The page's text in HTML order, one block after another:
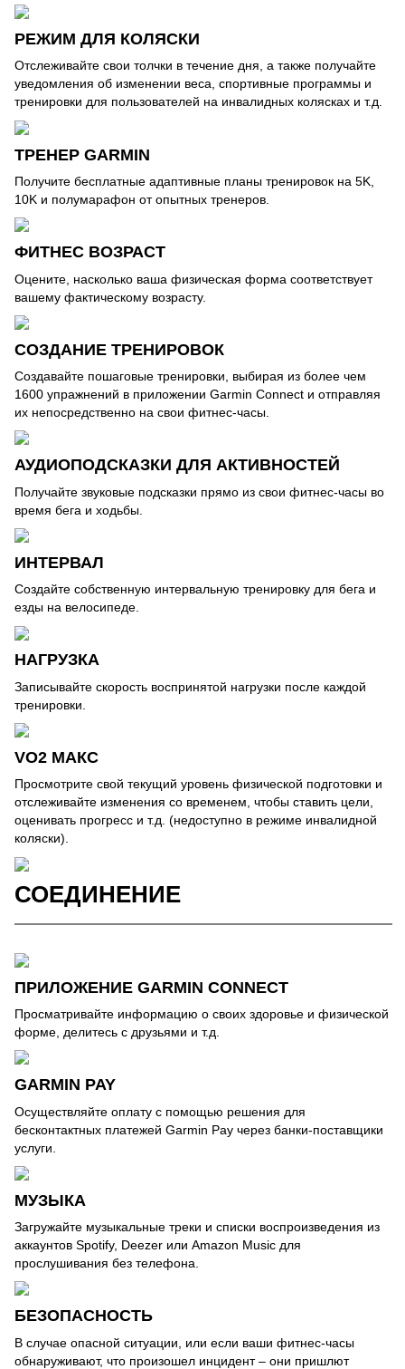
РЕЖИМ ДЛЯ КОЛЯСКИ
Отслеживайте свои толчки в течение дня, а также получайте
уведомления об изменении веса, спортивные программы и
тренировки для пользователей на инвалидных колясках и т.д.
ТРЕНЕР GARMIN
Получите бесплатные адаптивные планы тренировок на 5K,
10K и полумарафон от опытных тренеров.
ФИТНЕС ВОЗРАСТ
Оцените, насколько ваша физическая форма соответствует
вашему фактическому возрасту.
СОЗДАНИЕ ТРЕНИРОВОК
Создавайте пошаговые тренировки, выбирая из более чем
1600 упражнений в приложении Garmin Connect и отправляя
их непосредственно на свои фитнес-часы.
АУДИОПОДСКАЗКИ ДЛЯ АКТИВНОСТЕЙ
Получайте звуковые подсказки прямо из свои фитнес-часы во
время бега и ходьбы.
ИНТЕРВАЛ
Создайте собственную интервальную тренировку для бега и
езды на велосипеде.
НАГРУЗКА
Записывайте скорость воспринятой нагрузки после каждой
тренировки.
VO2 МАКС
Просмотрите свой текущий уровень физической подготовки и
отслеживайте изменения со временем, чтобы ставить цели,
оценивать прогресс и т.д. (недоступно в режиме инвалидной
коляски).
СОЕДИНЕНИЕ
ПРИЛОЖЕНИЕ GARMIN CONNECT
Просматривайте информацию о своих здоровье и физической
форме, делитесь с друзьями и т.д.
GARMIN PAY
Осуществляйте оплату с помощью решения для
бесконтактных платежей Garmin Pay через банки-поставщики
услуги.
МУЗЫКА
Загружайте музыкальные треки и списки воспроизведения из
аккаунтов Spotify, Deezer или Amazon Music для
прослушивания без телефона.
БЕЗОПАСНОСТЬ
В случае опасной ситуации, или если ваши фитнес-часы
обнаруживают, что произошел инцидент – они пришлют